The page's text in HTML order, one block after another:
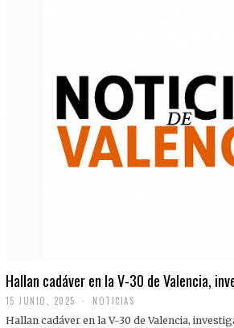
Hallan cadáver en la V-30 de Valencia,
15 JUNIO, 2025 NOTICIAS
Hallan cadáver en la V-30 de Valencia,